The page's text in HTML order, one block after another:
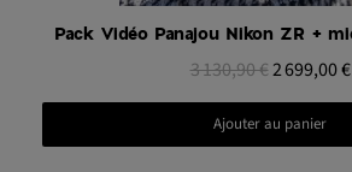
Aperçu rapide
3 130,90 €2 699,00 €
Ajouter au panier